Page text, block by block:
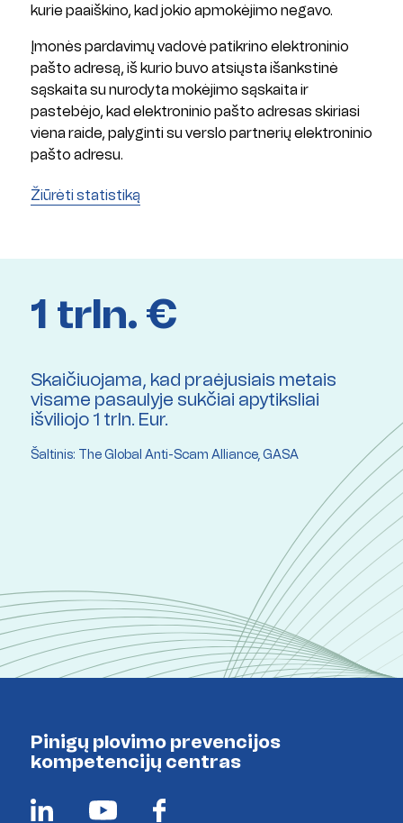
kurie paaiškino, kad jokio apmokėjimo negavo.
Įmonės pardavimų vadovė patikrino elektroninio
pašto adresą, iš kurio buvo atsiųsta išankstinė
sąskaita su nurodyta mokėjimo sąskaita ir
pastebėjo, kad elektroninio pašto adresas skiriasi
viena raide, palyginti su verslo partnerių elektroninio
pašto adresu.
Žiūrėti statistiką
1 trln. €
Skaičiuojama, kad praėjusiais metais
visame pasaulyje sukčiai apytiksliai
išviliojo 1 trln. Eur.
Šaltinis: The Global Anti-Scam Alliance, GASA
Pinigų plovimo prevencijos
kompetencijų centras